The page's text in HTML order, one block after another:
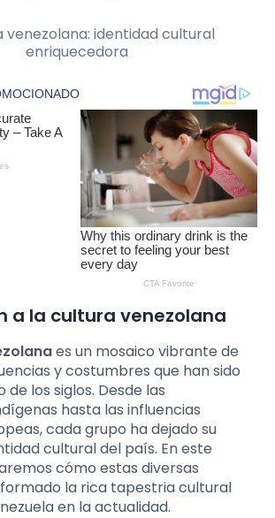
a la cultura venezolana
es un mosaico vibrante de
y costumbres que han sido
de los siglos. Desde las
hasta las influencias
cada grupo ha dejado su
cultural del país. En este
cómo estas diversas
la rica tapestria cultural
en la actualidad.